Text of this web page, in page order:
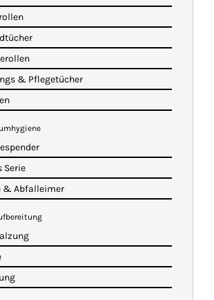
& Pflegetücher
Serie
& Abfalleimer